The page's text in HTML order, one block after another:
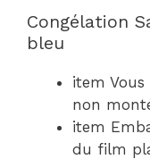
Congélation
bleu
item
non
item
du film